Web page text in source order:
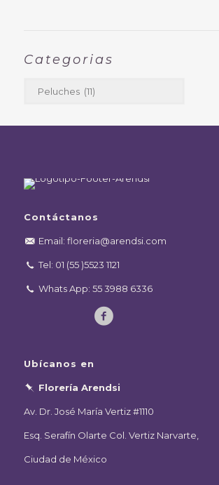
Categorias
Contáctanos
Email: floreria@arendsi.com
Tel: 01 (55 )5523 1121
Whats App: 55 3988 6336
Ubícanos en
Florería Arendsi
Av. Dr. José María Vertiz #1110
Esq. Serafín Olarte Col. Vertiz Narvarte,
Ciudad de México